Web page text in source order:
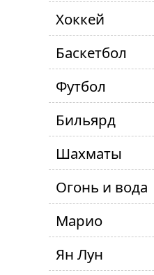
Хоккей
Баскетбол
Футбол
Бильярд
Шахматы
Огонь и вода
Марио
Ян Лун